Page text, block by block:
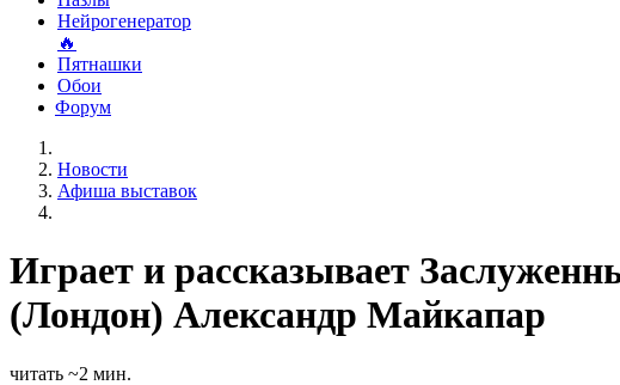
Нейрогенератор
🔥
Пятнашки
Обои
Форум
Новости
Афиша выставок
Играет и рассказывает
(Лондон) Александр Майкапар
читать ~2 мин.